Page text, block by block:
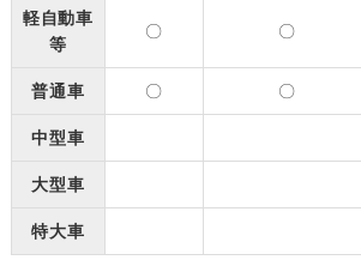
軽自動車
等
〇 〇
普通車 〇 〇
中型車
大型車
特大車